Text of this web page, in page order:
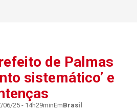
de Palmas
sistemático’ e
06/25 - 14h29minEmBrasil